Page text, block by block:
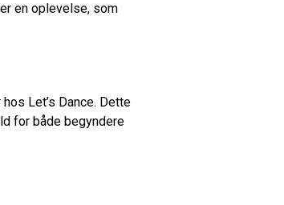
en oplevelse, som
Let’s Dance. Dette
for både begyndere